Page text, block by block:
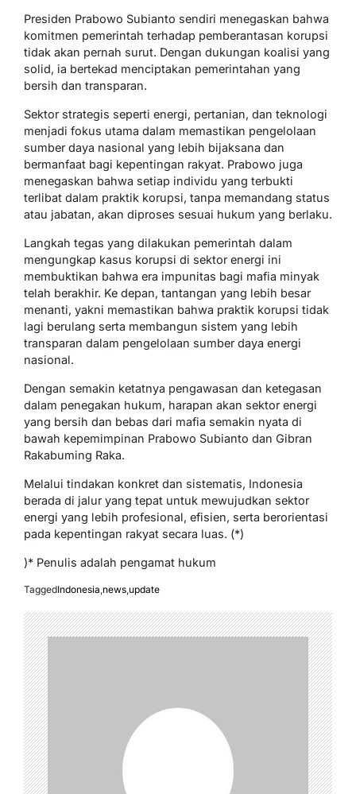
Presiden Prabowo Subianto sendiri menegaskan bahwa
komitmen pemerintah terhadap pemberantasan korupsi
tidak akan pernah surut. Dengan dukungan koalisi yang
solid, ia bertekad menciptakan pemerintahan yang
bersih dan transparan.
Sektor strategis seperti energi, pertanian, dan teknologi
menjadi fokus utama dalam memastikan pengelolaan
sumber daya nasional yang lebih bijaksana dan
bermanfaat bagi kepentingan rakyat. Prabowo juga
menegaskan bahwa setiap individu yang terbukti
terlibat dalam praktik korupsi, tanpa memandang status
atau jabatan, akan diproses sesuai hukum yang berlaku.
Langkah tegas yang dilakukan pemerintah dalam
mengungkap kasus korupsi di sektor energi ini
membuktikan bahwa era impunitas bagi mafia minyak
telah berakhir. Ke depan, tantangan yang lebih besar
menanti, yakni memastikan bahwa praktik korupsi tidak
lagi berulang serta membangun sistem yang lebih
transparan dalam pengelolaan sumber daya energi
nasional.
Dengan semakin ketatnya pengawasan dan ketegasan
dalam penegakan hukum, harapan akan sektor energi
yang bersih dan bebas dari mafia semakin nyata di
bawah kepemimpinan Prabowo Subianto dan Gibran
Rakabuming Raka.
Melalui tindakan konkret dan sistematis, Indonesia
berada di jalur yang tepat untuk mewujudkan sektor
energi yang lebih profesional, efisien, serta berorientasi
pada kepentingan rakyat secara luas. (*)
)* Penulis adalah pengamat hukum
TaggedIndonesia,news,update